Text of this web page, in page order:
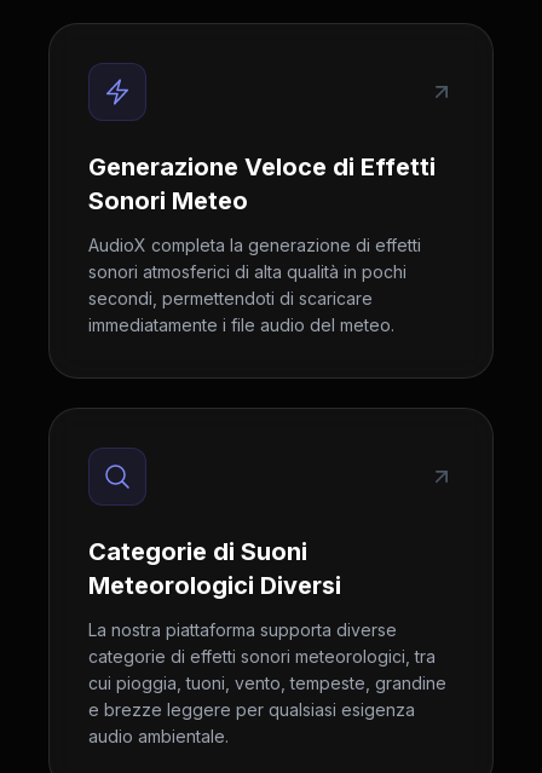
Generazione Veloce di Effetti
Sonori Meteo
AudioX completa la generazione di effetti
sonori atmosferici di alta qualità in pochi
secondi, permettendoti di scaricare
immediatamente i file audio del meteo.
Categorie di Suoni
Meteorologici Diversi
La nostra piattaforma supporta diverse
categorie di effetti sonori meteorologici, tra
cui pioggia, tuoni, vento, tempeste, grandine
e brezze leggere per qualsiasi esigenza
audio ambientale.